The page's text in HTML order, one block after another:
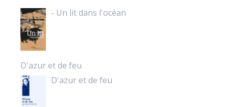
- Un lit dans l'océan
D'azur et de feu
D'azur et de feu